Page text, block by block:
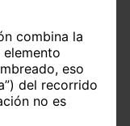
combina la
eso
del recorrido
no es